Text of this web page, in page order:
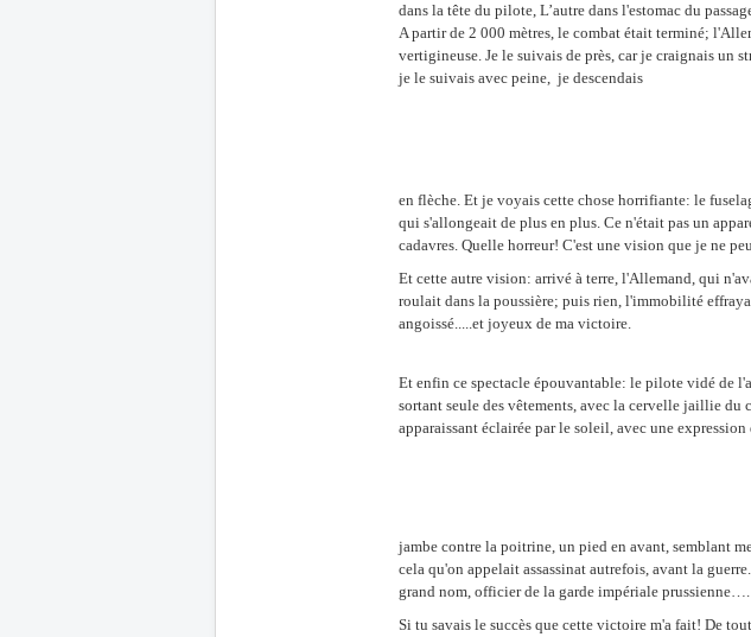
dans la tête du pilote, L’autre dans l'estomac du
A partir de 2 000 mètres, le combat était terminé;
vertigineuse. Je le suivais de près, car je craignais un
je le suivais avec peine, je descendais
en flèche. Et je voyais cette chose horrifiante: le
qui s'allongeait de plus en plus. Ce n'était pas un
cadavres. Quelle horreur! C'est une vision que je ne
Et cette autre vision: arrivé à terre, l'Allemand, qui
roulait dans la poussière; puis rien, l'immobilité
angoissé.....et joyeux de ma victoire.
Et enfin ce spectacle épouvantable: le pilote vidé de
sortant seule des vêtements, avec la cervelle jaillie du
apparaissant éclairée par le soleil, avec une
jambe contre la poitrine, un pied en avant, semblant
cela qu'on appelait assassinat autrefois, avant la
grand nom, officier de la garde impériale prussienne….
Si tu savais le succès que cette victoire m'a fait! De